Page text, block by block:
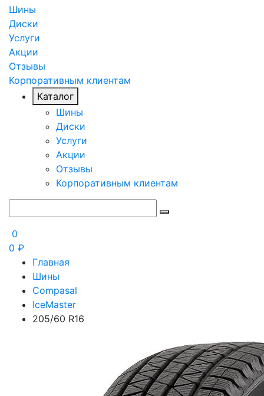
Шины
Диски
Услуги
Акции
Отзывы
Корпоративным клиентам
Каталог
Шины
Диски
Услуги
Акции
Отзывы
Корпоративным клиентам
0
0 ₽
Главная
Шины
Compasal
IceMaster
205/60 R16